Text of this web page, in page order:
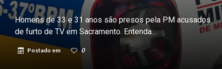
Homens de 33 e 31 anos são presos pela PM acusados
de furto de TV em Sacramento. Entenda…
Postado em 0